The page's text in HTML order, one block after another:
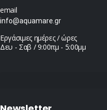
email
info@aquamare.gr
Εργάσιμες ημέρες / ώρες
Δευ - Σαβ / 9:00πμ - 5:00μμ